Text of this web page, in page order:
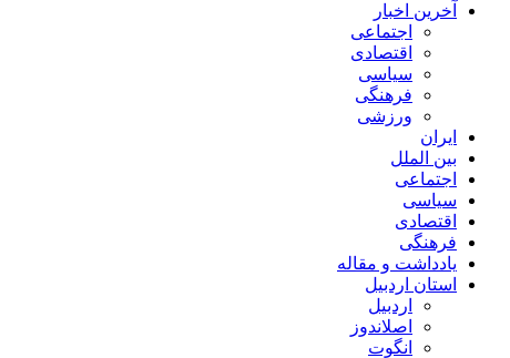
آخرین اخبار
اجتماعی
اقتصادی
سیاسی
فرهنگی
ورزشی
ایران
بین الملل
اجتماعی
سیاسی
اقتصادی
فرهنگی
یادداشت و مقاله
استان اردبیل
اردبیل
اصلاندوز
انگوت